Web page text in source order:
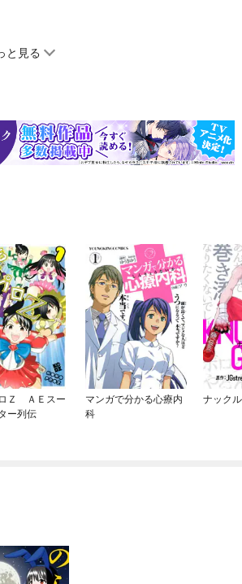
と見る
Ｚ ＡＥスー
ー列伝
マンガで分かる心療内
科
ナック